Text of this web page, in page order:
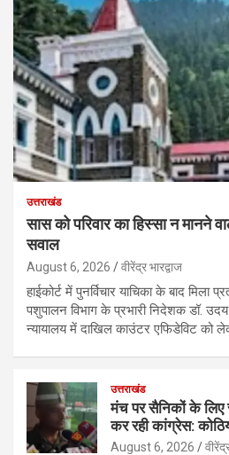
उत्तराखंड
सास को परिवार का हिस्सा न मानने
सवाल
August 6, 2026 वीरेंद्र भारद्वाज
हाईकोर्ट में पुनर्विचार याचिका के बाद मिला
पशुपालन विभाग के प्रभारी निदेशक डॉ. उदय
न्यायालय में दाखिल काउंटर एफिडेविट को
उत्तराखंड
मंच पर सैनिकों के लिए
कर रही कांग्रेस:
August 6, 2026